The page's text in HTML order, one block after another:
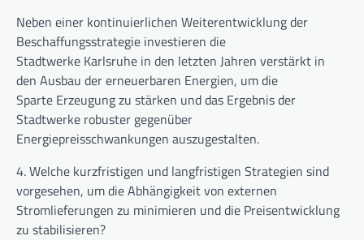
Neben einer kontinuierlichen Weiterentwicklung der
Beschaffungsstrategie investieren die
Stadtwerke Karlsruhe in den letzten Jahren verstärkt in
den Ausbau der erneuerbaren Energien, um die
Sparte Erzeugung zu stärken und das Ergebnis der
Stadtwerke robuster gegenüber
Energiepreisschwankungen auszugestalten.
4.Welche kurzfristigen und langfristigen Strategien sind
vorgesehen, um die Abhängigkeit von externen
Stromlieferungen zu minimieren und die Preisentwicklung
zu stabilisieren?